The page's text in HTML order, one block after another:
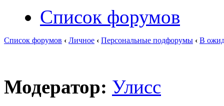
Список форумов
Список форумов ‹ Личное ‹ Персональные подфорумы ‹ В
Модератор: Улисс